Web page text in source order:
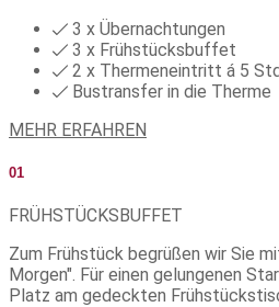
3 x Übernachtungen
3 x Frühstücksbuffet
2 x Thermeneintritt á 5
Bustransfer in die Therme
MEHR ERFAHREN
01
FRÜHSTÜCKSBUFFET
Zum Frühstück begrüßen wir Sie
Morgen". Für einen gelungenen
Platz am gedeckten